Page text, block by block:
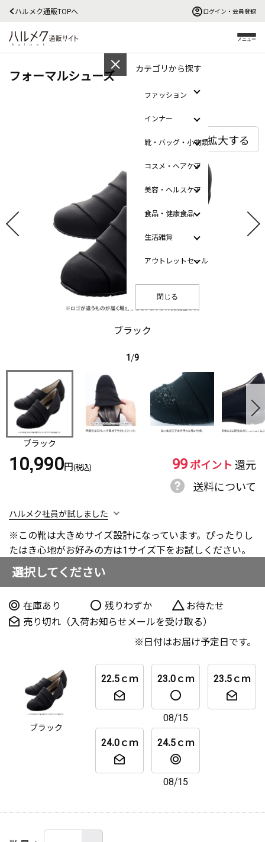
ハルメク通販TOPへ ログイン・会員登録
メニュー
カテゴリから探す
ファッション
インナー
靴・バッグ・小物類
コスメ・ヘアケア
美容・ヘルスケア
食品・健康食品
生活雑貨
アウトレットセール
閉じる
フォーマルシューズ
ブラック
拡大する
1/9
ブラック
10,990円(税込) 99ポイント 還元
送料について
ハルメク社員が試しました
※この靴は大きめサイズ設計になっています。ぴったりし
たはき心地がお好みの方は1サイズ下をお試しください。
選択してください
在庫あり 残りわずか
お待たせ
売り切れ（入荷お知らせメールを受け取る）
日付はお届け予定日です。
ブラック
22.5ｃｍ 23.0ｃｍ
08/15
23.5ｃｍ
24.0ｃｍ 24.5ｃｍ
08/15